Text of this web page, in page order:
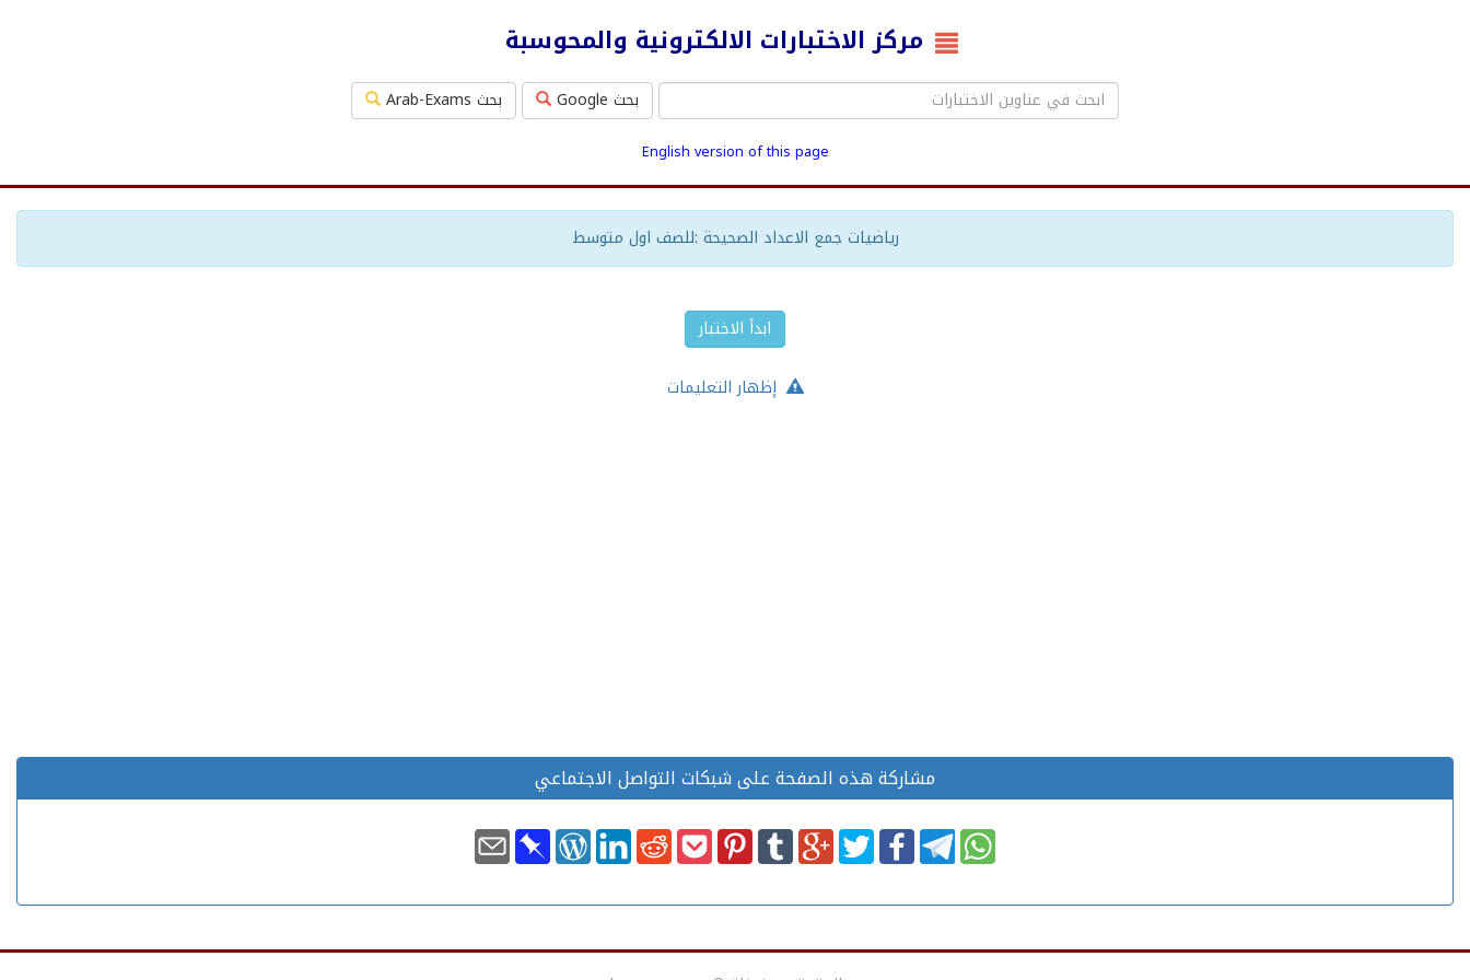
مركز الاختبارات الالكترونية والمحوسبة
بحث Google بحث Arab-Exams
English version of this page
رياضيات جمع الاعداد الصحيحة :للصف اول متوسط
ابدأ الاختبار
إظهار التعليمات
مشاركة هذه الصفحة على شبكات التواصل الاجتماعي